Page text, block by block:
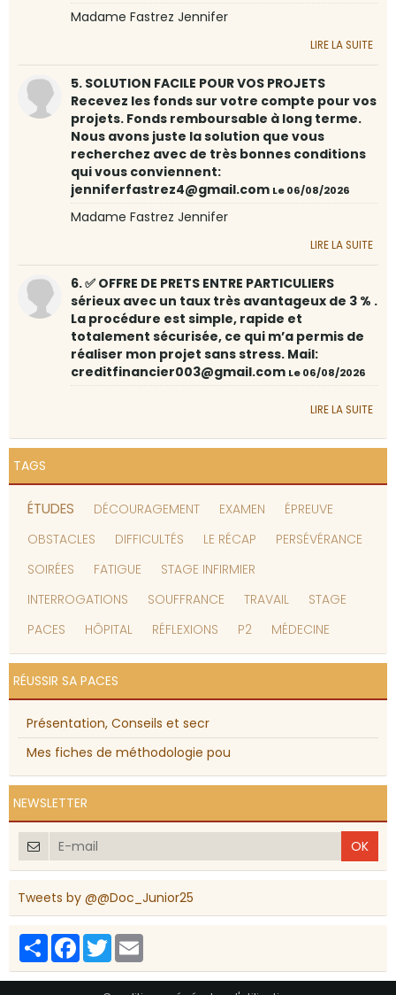
Madame Fastrez Jennifer
LIRE LA SUITE
5. SOLUTION FACILE POUR VOS PROJETS
Recevez les fonds sur votre compte pour vos
projets. Fonds remboursable à long terme.
Nous avons juste la solution que vous
recherchez avec de très bonnes conditions
qui vous conviennent:
jenniferfastrez4@gmail.com Le 06/08/2026
Madame Fastrez Jennifer
LIRE LA SUITE
6. ✅ OFFRE DE PRETS ENTRE PARTICULIERS
sérieux avec un taux très avantageux de 3 % .
La procédure est simple, rapide et
totalement sécurisée, ce qui m’a permis de
réaliser mon projet sans stress. Mail:
creditfinancier003@gmail.com Le 06/08/2026
LIRE LA SUITE
TAGS
ÉTUDES DÉCOURAGEMENT EXAMEN
ÉPREUVE
OBSTACLES
DIFFICULTÉS LE RÉCAP
PERSÉVÉRANCE
SOIRÉES
FATIGUE
STAGE INFIRMIER
INTERROGATIONS
SOUFFRANCE TRAVAIL
STAGE
PACES
HÔPITAL RÉFLEXIONS P2 MÉDECINE
RÉUSSIR SA PACES
Présentation, Conseils et secr
Mes fiches de méthodologie pou
NEWSLETTER
OK
Tweets by @@Doc_Junior25
PartagerFacebook
Twitter